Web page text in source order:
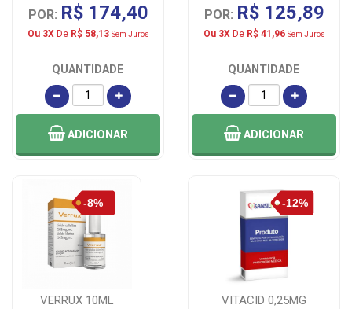
POR: R$ 174,40
Ou 3XDe R$ 58,13 Sem Juros
QUANTIDADE
ADICIONAR
POR: R$ 125,89
Ou 3XDe R$ 41,96 Sem Juros
QUANTIDADE
ADICIONAR
VERRUX 10ML
VITACID 0,25MG